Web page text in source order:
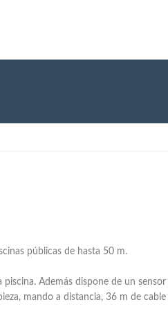
públicas de hasta 50 m.
Además dispone de un
mando a distancia, 36 m de